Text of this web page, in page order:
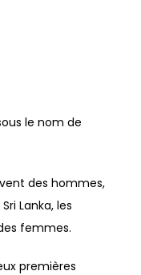
le nom de
des hommes,
Lanka, les
femmes.
premières